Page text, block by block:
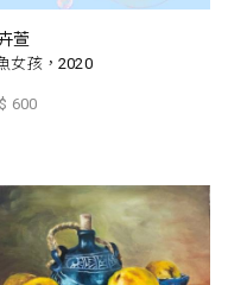
萱
女孩，2020
600